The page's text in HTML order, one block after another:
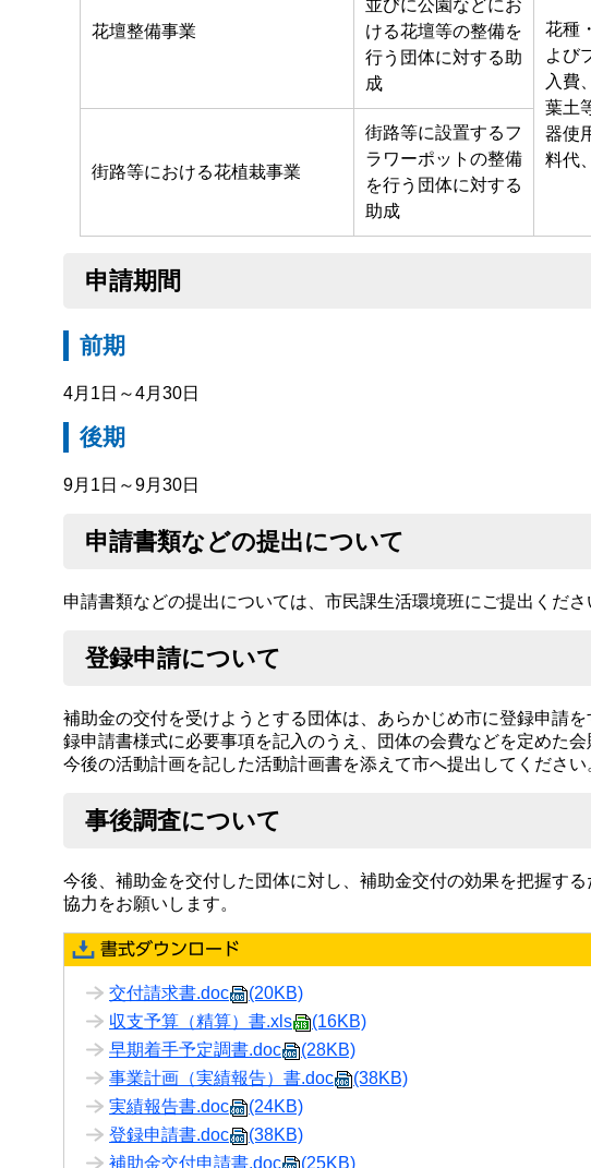
花壇整備事業
並びに公園などにお
ける花壇等の整備を
行う団体に対する助
成
花種
よび
入費
葉土
器使
料代
街路等における花植栽事業
街路等に設置するフ
ラワーポットの整備
を行う団体に対する
助成
申請期間
前期
4月1日～4月30日
後期
9月1日～9月30日
申請書類などの提出について
申請書類などの提出については、市民課生活環境班にご提出くださ
登録申請について
補助金の交付を受けようとする団体は、あらかじめ市に登録申請
録申請書様式に必要事項を記入のうえ、団体の会費などを定めた
今後の活動計画を記した活動計画書を添えて市へ提出してください
事後調査について
今後、補助金を交付した団体に対し、補助金交付の効果を把握す
協力をお願いします。
交付請求書.doc
(20KB)
収支予算（精算）書.xls
(16KB)
早期着手予定調書.doc
(28KB)
事業計画（実績報告）書.doc
(38KB)
実績報告書.doc
(24KB)
登録申請書.doc
(38KB)
補助金交付申請書.doc
(25KB)